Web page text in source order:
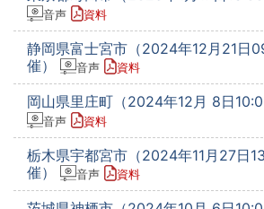
音声 資料
静岡県富士宮市（2024年12月21日
催）
音声 資料
岡山県里庄町（2024年12月 8日
音声 資料
栃木県宇都宮市（2024年11月27日
催）
音声 資料